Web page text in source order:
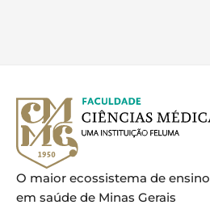
O maior ecossistema de ensino
em saúde de Minas Gerais